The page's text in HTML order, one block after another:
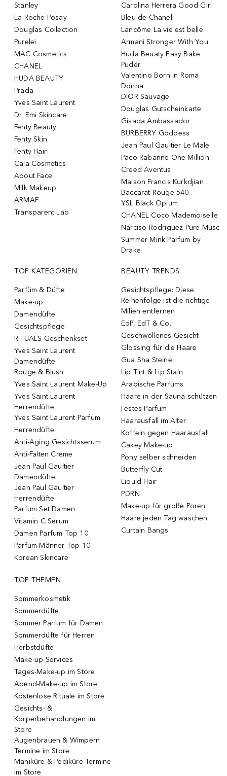
Stanley
La Roche-Posay
Douglas Collection
Purelei
MAC Cosmetics
CHANEL
HUDA BEAUTY
Prada
Yves Saint Laurent
Dr. Emi Skincare
Fenty Beauty
Fenty Skin
Fenty Hair
Caia Cosmetics
About Face
Milk Makeup
ARMAF
Transparent Lab
Carolina Herrera Good Girl
Bleu de Chanel
Lancôme La vie est belle
Armani Stronger With You
Huda Beuaty Easy Bake
Puder
Valentino Born In Roma
Donna
DIOR Sauvage
Douglas Gutscheinkarte
Gisada Ambassador
BURBERRY Goddess
Jean Paul Gaultier Le Male
Paco Rabanne One Million
Creed Aventus
Maison Francis Kurkdjian
Baccarat Rouge 540
YSL Black Opium
CHANEL Coco Mademoiselle
Narciso Rodriguez Pure Musc
Summer Mink Parfum by
Drake
TOP KATEGORIEN
Parfüm & Düfte
Make-up
Damendüfte
Gesichtspflege
RITUALS Geschenkset
Yves Saint Laurent
Damendüfte
Rouge & Blush
Yves Saint Laurent Make-Up
Yves Saint Laurent
Herrendüfte
Yves Saint Laurent Parfum
Herrendüfte
Anti-Aging Gesichtsserum
Anti-Falten Creme
Jean Paul Gaultier
Damendüfte
Jean Paul Gaultier
Herrendüfte
Parfum Set Damen
Vitamin C Serum
Damen Parfum Top 10
Parfum Männer Top 10
Korean Skincare
BEAUTY TRENDS
Gesichtspflege: Diese
Reihenfolge ist die richtige
Milien entfernen
EdP, EdT & Co.
Geschwollenes Gesicht
Glossing für die Haare
Gua Sha Steine
Lip Tint & Lip Stain
Arabische Parfums
Haare in der Sauna schützen
Festes Parfum
Haarausfall im Alter
Koffein gegen Haarausfall
Cakey Make-up
Pony selber schneiden
Butterfly Cut
Liquid Hair
PDRN
Make-up für große Poren
Haare jeden Tag waschen
Curtain Bangs
TOP THEMEN
Sommerkosmetik
Sommerdüfte
Sommer Parfum für Damen
Sommerdüfte für Herren
Herbstdüfte
Make-up-Services
Tages-Make-up im Store
Abend-Make-up im Store
Kostenlose Rituale im Store
Gesichts- &
Körperbehandlungen im
Store
Augenbrauen & Wimpern
Termine im Store
Maniküre & Pediküre Termine
im Store